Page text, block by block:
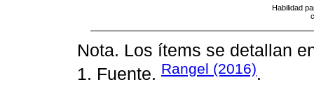
Habilidad
Nota. Los ítems se detallan
1. Fuente. Rangel (2016).